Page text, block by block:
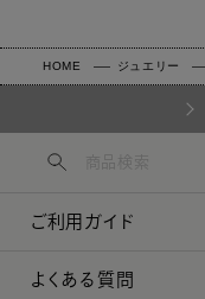
HOME ジュエリー
ご利用ガイド
よくある質問